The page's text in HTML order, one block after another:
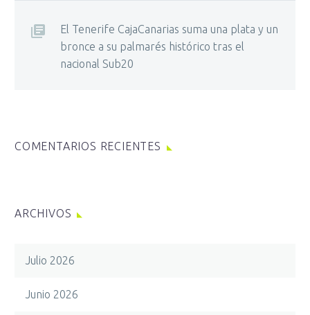
El Tenerife CajaCanarias suma una plata y un
bronce a su palmarés histórico tras el
nacional Sub20
COMENTARIOS RECIENTES
ARCHIVOS
Julio 2026
Junio 2026